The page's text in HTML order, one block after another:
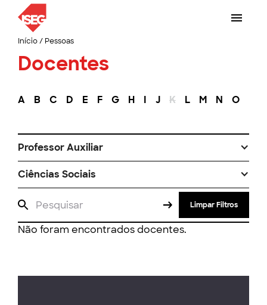
Início/ Pessoas
Docentes
A B C D E F G H I J K L M N O
Professor Auxiliar
Ciências Sociais
Limpar Filtros
Não foram encontrados docentes.